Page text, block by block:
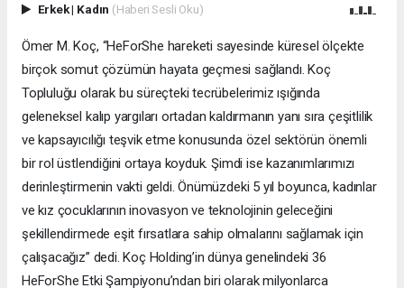
Erkek| Kadın (Haberi Sesli Oku)
Ömer M. Koç, “HeForShe hareketi sayesinde küresel ölçekte
birçok somut çözümün hayata geçmesi sağlandı. Koç
Topluluğu olarak bu süreçteki tecrübelerimiz ışığında
geleneksel kalıp yargıları ortadan kaldırmanın yanı sıra çeşitlilik
ve kapsayıcılığı teşvik etme konusunda özel sektörün önemli
bir rol üstlendiğini ortaya koyduk. Şimdi ise kazanımlarımızı
derinleştirmenin vakti geldi. Önümüzdeki 5 yıl boyunca, kadınlar
ve kız çocuklarının inovasyon ve teknolojinin geleceğini
şekillendirmede eşit fırsatlara sahip olmalarını sağlamak için
çalışacağız” dedi. Koç Holding’in dünya genelindeki 36
HeForShe Etki Şampiyonu’ndan biri olarak milyonlarca